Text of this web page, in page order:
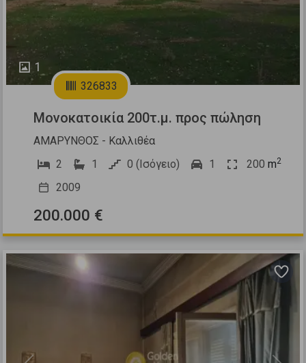
1
326833
Μονοκατοικία 200τ.μ. προς πώληση
ΑΜΑΡΥΝΘΟΣ - Καλλιθέα
2
1 0 (Ισόγειο) 1 200 m2
2009
200.000 €